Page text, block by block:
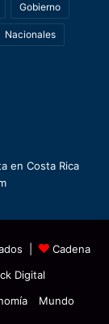
Gobierno
Nacionales
en Costa Rica
|
Cadena
Digital
Mundo